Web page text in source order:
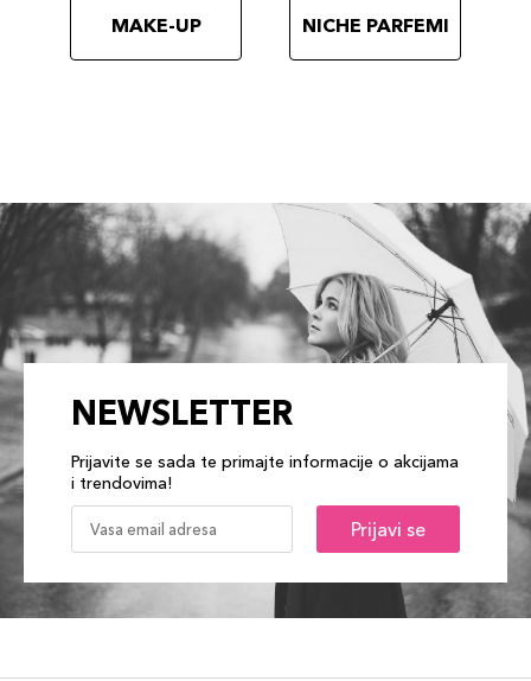
MAKE-UP NICHE PARFEMI
NEWSLETTER
Prijavite se sada te primajte informacije o akcijama
i trendovima!
Prijavi se